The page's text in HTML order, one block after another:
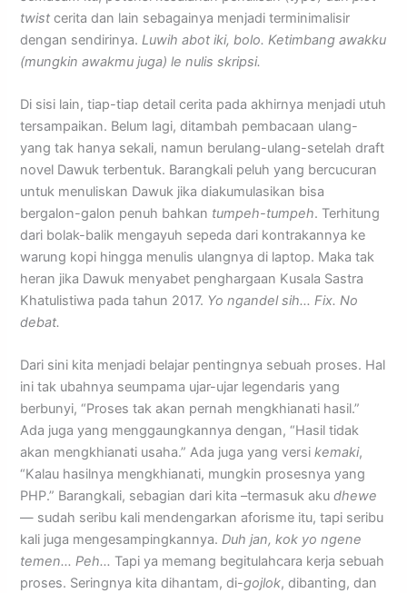
twist cerita dan lain sebagainya menjadi terminimalisir
dengan sendirinya.Luwih abot iki, bolo. Ketimbang awakku
(mungkin awakmu juga) le nulis skripsi.
Di sisi lain, tiap-tiap detail cerita pada akhirnya menjadi utuh
tersampaikan. Belum lagi, ditambah pembacaan ulang-
yang tak hanya sekali, namun berulang-ulang-setelah draft
novel Dawuk terbentuk. Barangkali peluh yang bercucuran
untuk menuliskan Dawuk jika diakumulasikan bisa
bergalon-galon penuh bahkan tumpeh-tumpeh. Terhitung
dari bolak-balik mengayuh sepeda dari kontrakannya ke
warung kopi hingga menulis ulangnya di laptop. Maka tak
heran jika Dawuk menyabet penghargaan Kusala Sastra
Khatulistiwa pada tahun 2017. Yo ngandel sih… Fix. No
debat.
Dari sini kita menjadi belajar pentingnya sebuah proses. Hal
ini tak ubahnya seumpama ujar-ujar legendaris yang
berbunyi, “Proses tak akan pernah mengkhianati hasil.”
Ada juga yang menggaungkannya dengan, “Hasil tidak
akan mengkhianati usaha.” Ada juga yang versikemaki,
“Kalau hasilnya mengkhianati, mungkin prosesnya yang
PHP.” Barangkali, sebagian dari kita –termasuk akudhewe
— sudah seribu kali mendengarkan aforisme itu, tapi seribu
kali juga mengesampingkannya.Duh jan, kok yo ngene
temen… Peh… Tapi ya memang begitulahcara kerja sebuah
proses. Seringnya kita dihantam, di-gojlok, dibanting, dan